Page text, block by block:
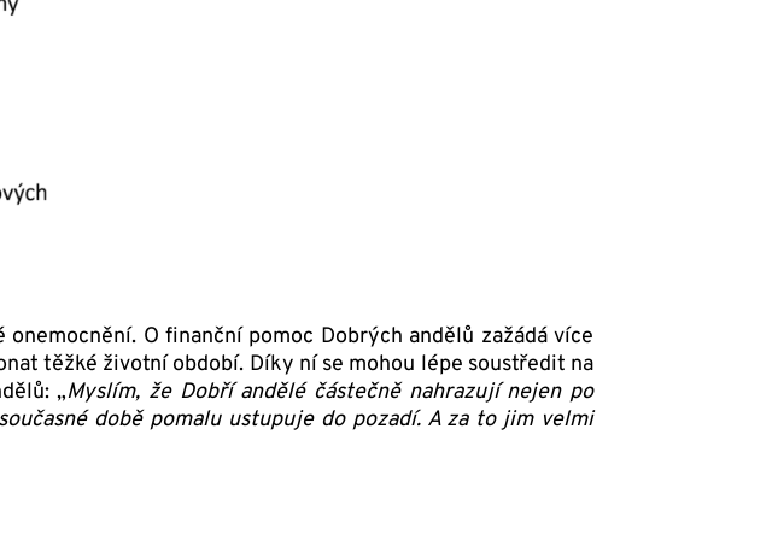
O finanční pomoc Dobrých andělů zažádá více
těžké životní období. Díky ní se mohou lépe soustředit na
„Myslím, že Dobří andělé částečně nahrazují nejen po
době pomalu ustupuje do pozadí. A za to jim velmi